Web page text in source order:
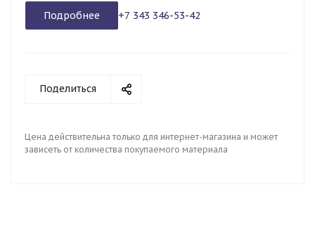
Подробнее +7 343 346-53-42
Поделиться
Цена действительна только для интернет-магазина и может
зависеть от количества покупаемого материала